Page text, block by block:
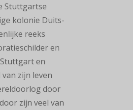
Stuttgartse
kolonie Duits-
reeks
en
en
zijn leven
door
zijn veel van